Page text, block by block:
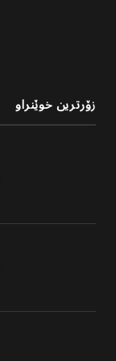
زۆرترین خوێنراو